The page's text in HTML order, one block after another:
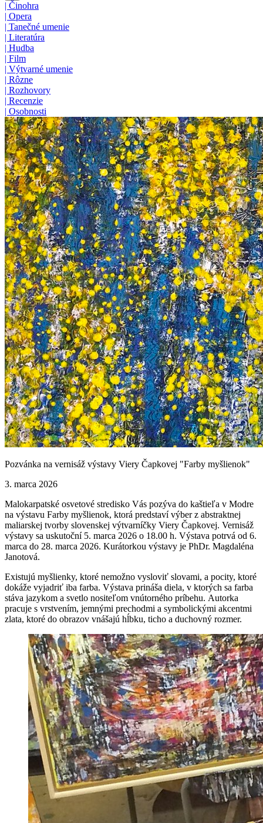
| Činohra
| Opera
| Tanečné umenie
| Literatúra
| Hudba
| Film
| Výtvarné umenie
| Rôzne
| Rozhovory
| Recenzie
| Osobnosti
Pozvánka na vernisáž výstavy Viery Čapkovej "Farby myšlienok"
3. marca 2026
Malokarpatské osvetové stredisko Vás pozýva do kaštieľa v Modre
na výstavu Farby myšlienok, ktorá predstaví výber z abstraktnej
maliarskej tvorby slovenskej výtvarníčky Viery Čapkovej. Vernisáž
výstavy sa uskutoční 5. marca 2026 o 18.00 h. Výstava potrvá od 6.
marca do 28. marca 2026. Kurátorkou výstavy je PhDr. Magdaléna
Janotová.
Existujú myšlienky, ktoré nemožno vysloviť slovami, a pocity, ktoré
dokáže vyjadriť iba farba. Výstava prináša diela, v ktorých sa farba
stáva jazykom a svetlo nositeľom vnútorného príbehu. Autorka
pracuje s vrstvením, jemnými prechodmi a symbolickými akcentmi
zlata, ktoré do obrazov vnášajú hĺbku, ticho a duchovný rozmer.